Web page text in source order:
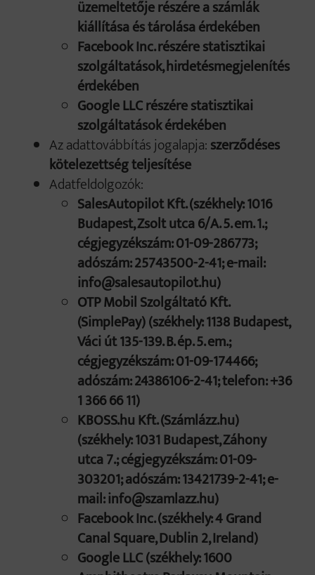
üzemeltetője részére a számlák
kiállítása és tárolása érdekében
Facebook Inc. részére statisztikai
szolgáltatások, hirdetésmegjelenítés
érdekében
Google LLC részére statisztikai
szolgáltatások érdekében
Az adattovábbítás jogalapja:szerződéses
kötelezettség teljesítése
Adatfeldolgozók:
SalesAutopilot Kft. (székhely: 1016
Budapest, Zsolt utca 6/A. 5. em. 1.;
cégjegyzékszám: 01-09-286773;
adószám: 25743500-2-41; e-mail:
info@salesautopilot.hu)
OTP Mobil Szolgáltató Kft.
(SimplePay) (székhely: 1138 Budapest,
Váci út 135-139. B. ép. 5. em.;
cégjegyzékszám: 01-09-174466;
adószám: 24386106-2-41; telefon: +36
1 366 66 11)
KBOSS.hu Kft. (Számlázz.hu)
(székhely: 1031 Budapest, Záhony
utca 7.; cégjegyzékszám: 01-09-
303201; adószám: 13421739-2-41; e-
mail: info@szamlazz.hu)
Facebook Inc. (székhely: 4 Grand
Canal Square, Dublin 2, Ireland)
Google LLC (székhely: 1600